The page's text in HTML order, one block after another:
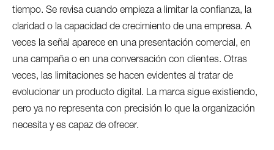
tiempo. Se revisa cuando empieza a limitar la confianza, la
claridad o la capacidad de crecimiento de una empresa. A
veces la señal aparece en una presentación comercial, en
una campaña o en una conversación con clientes. Otras
veces, las limitaciones se hacen evidentes al tratar de
evolucionar un producto digital. La marca sigue existiendo,
pero ya no representa con precisión lo que la organización
necesita y es capaz de ofrecer.